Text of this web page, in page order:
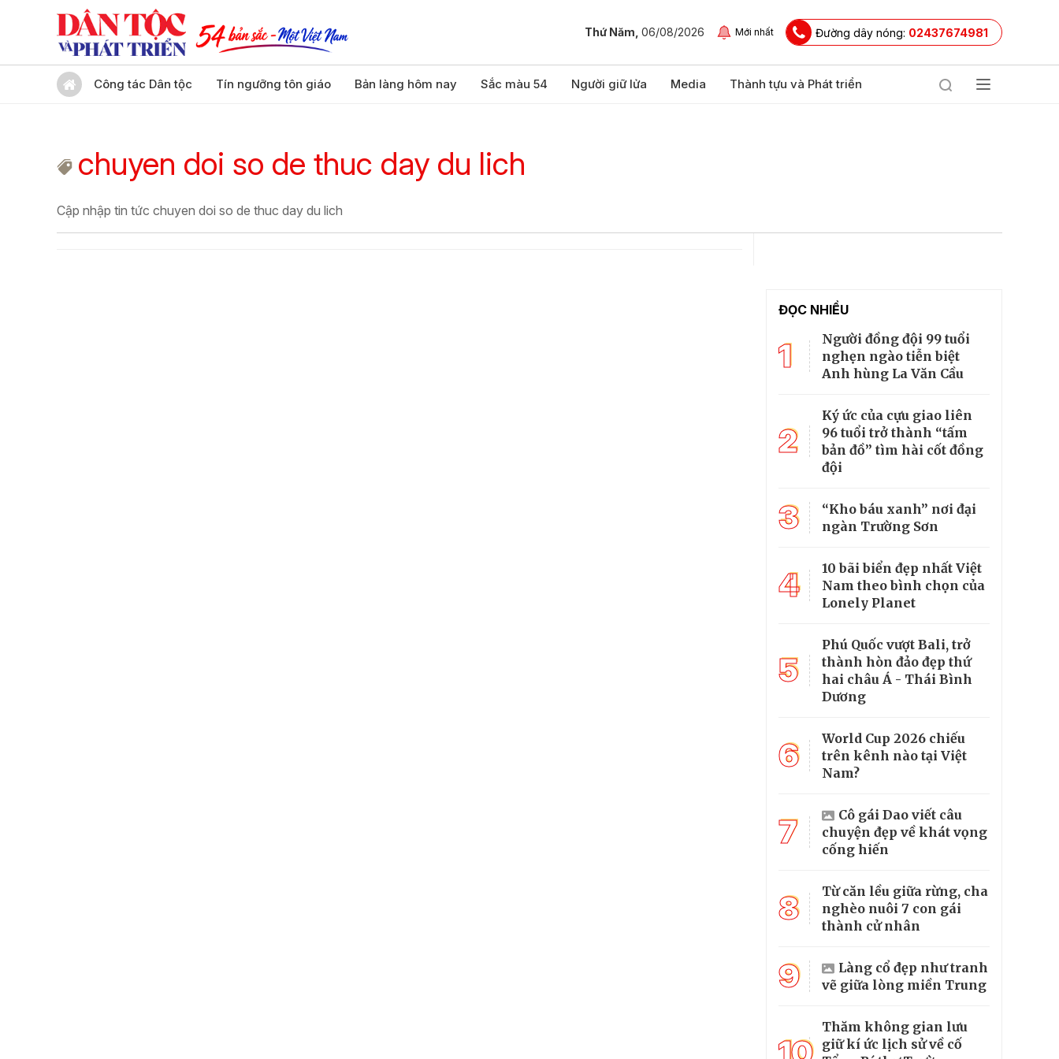
Thứ Năm, 06/08/2026 Mới nhất Đường dây nóng: 02437674981
Công tác Dân tộc Tín ngưỡng tôn giáo Bản làng hôm nay Sắc màu 54 Người giữ lửa Media Thành tựu và Phát triển
chuyen doi so de thuc day du lich
Cập nhập tin tức chuyen doi so de thuc day du lich
ĐỌC NHIỀU
1
Người đồng đội 99 tuổi
nghẹn ngào tiễn biệt
Anh hùng La Văn Cầu
2
Ký ức của cựu giao liên
96 tuổi trở thành “tấm
bản đồ” tìm hài cốt đồng
đội
3
“Kho báu xanh” nơi đại
ngàn Trường Sơn
4
10 bãi biển đẹp nhất Việt
Nam theo bình chọn của
Lonely Planet
5
Phú Quốc vượt Bali, trở
thành hòn đảo đẹp thứ
hai châu Á - Thái Bình
Dương
6
World Cup 2026 chiếu
trên kênh nào tại Việt
Nam?
7
Cô gái Dao viết câu
chuyện đẹp về khát vọng
cống hiến
8
Từ căn lều giữa rừng, cha
nghèo nuôi 7 con gái
thành cử nhân
9
Làng cổ đẹp như tranh
vẽ giữa lòng miền Trung
Thăm không gian lưu
giữ kí ức lịch sử về cố